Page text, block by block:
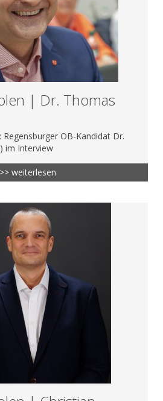
| Dr. Thomas
OB-Kandidat Dr.
im Interview
>> weiterlesen